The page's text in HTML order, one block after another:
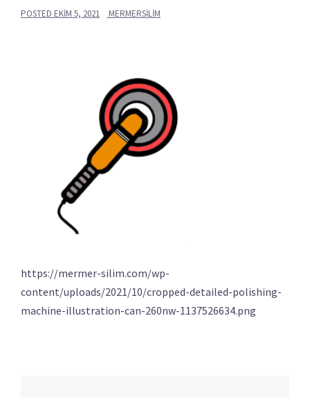
POSTED EKIM 5, 2021 MERMERSILIM
https://mermer-silim.com/wp-
content/uploads/2021/10/cropped-detailed-polishing-
machine-illustration-can-260nw-1137526634.png